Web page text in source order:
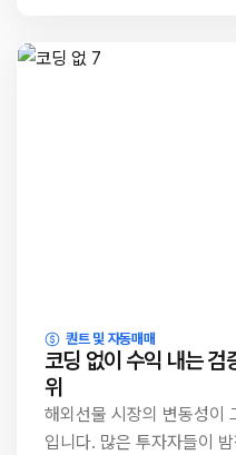
퀀트 및 자동매매
코딩 없이 수익 내는 검
위
해외선물 시장의 변동성이
입니다. 많은 투자자들이